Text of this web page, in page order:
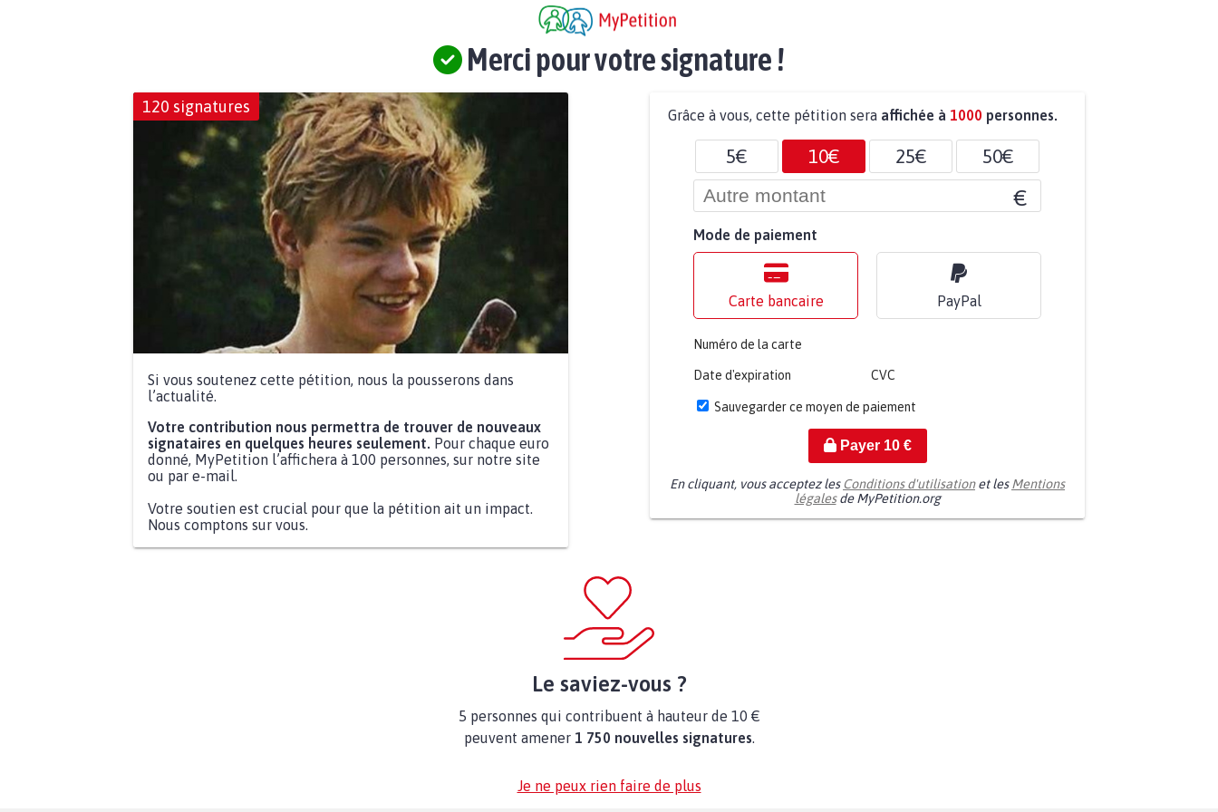
Merci pour votre signature !
120 signatures
Si vous soutenez cette pétition, nous la pousserons dans
l’actualité.
Votre contribution nous permettra de trouver de nouveaux
signataires en quelques heures seulement. Pour chaque euro
donné, MyPetition l’affichera à 100 personnes, sur notre site
ou par e-mail.
Votre soutien est crucial pour que la pétition ait un impact.
Nous comptons sur vous.
Grâce à vous, cette pétition sera affichée à 1000 personnes.
5€ 10€ 25€ 50€
€
Mode de paiement
Carte bancaire PayPal
Numéro de la carte
Date d'expiration CVC
Sauvegarder ce moyen de paiement
Payer 10€
En cliquant, vous acceptez les Conditions d'utilisationet lesMentions
légalesde MyPetition.org
Le saviez-vous ?
5 personnes qui contribuent à hauteur de 10 €
peuvent amener 1 750 nouvelles signatures.
Je ne peux rien faire de plus